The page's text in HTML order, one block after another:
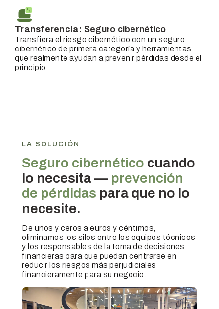
Transferencia: Seguro cibernético
Transfiera el riesgo cibernético con un seguro
cibernético de primera categoría y herramientas
que realmente ayudan a prevenir pérdidas desde el
principio.
LA SOLUCIÓN
Seguro cibernético cuando
lo necesita — prevención
de pérdidas para que no lo
necesite.
De unos y ceros a euros y céntimos,
eliminamos los silos entre los equipos técnicos
y los responsables de la toma de decisiones
financieras para que puedan centrarse en
reducir los riesgos más perjudiciales
financieramente para su negocio.